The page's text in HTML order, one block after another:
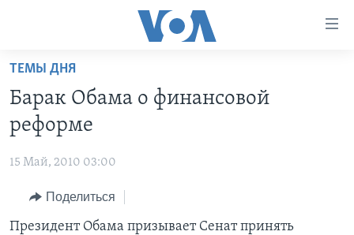
Перейти
основной
контент
Перейти
навигации
Перейти
ПРОГРАММЫ
НОВОСТИ ЗА МИНУТУ
ИТОГИ
ПОЧЕМУ ЭТО ВАЖНО?
ПРОЕКТЫ
УЧИМ АНГЛИЙСКИЙ
НАША АМЕРИКАНСКАЯ ИСТОРИЯ
А КАК В АМЕРИКЕ?
ЭКСПЕРТИЗА
ИНТЕРВЬЮ
ФАКТЫ ПРОТИВ ФЕЙКОВ
ТЕМЫ ДНЯ
Барак Обама о финансовой
реформе
15 Май, 2010 03:00
Поделиться
Президент Обама призывает Сенат принять